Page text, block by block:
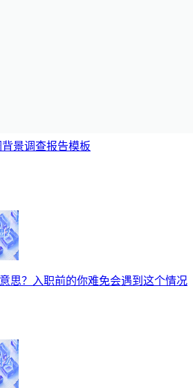
背景调查报告模板
思？入职前的你难免会遇到这个情况